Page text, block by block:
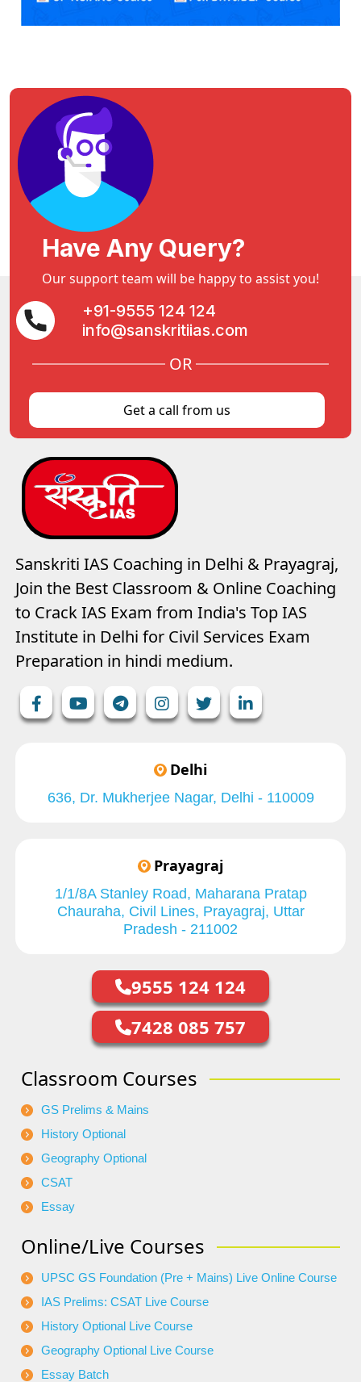
Have Any Query?
Our support team will be happy to assist you!
+91-9555 124 124
info@sanskritiias.com
OR
Get a call from us
Sanskriti IAS Coaching in Delhi & Prayagraj,
Join the Best Classroom & Online Coaching
to Crack IAS Exam from India's Top IAS
Institute in Delhi for Civil Services Exam
Preparation in hindi medium.
Delhi
636, Dr. Mukherjee Nagar, Delhi - 110009
Prayagraj
1/1/8A Stanley Road, Maharana Pratap
Chauraha, Civil Lines, Prayagraj, Uttar
Pradesh - 211002
9555 124 124
7428 085 757
Classroom Courses
GS Prelims & Mains
History Optional
Geography Optional
CSAT
Essay
Online/Live Courses
UPSC GS Foundation (Pre + Mains) Live Online Course
IAS Prelims: CSAT Live Course
History Optional Live Course
Geography Optional Live Course
Essay Batch